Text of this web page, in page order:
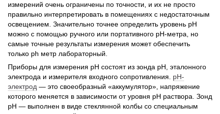
измерений очень ограничены по точности, и их не просто
правильно интерпретировать в помещениях с недостаточным
освещением. Значительно точнее определить уровень рН
можно с помощью ручного или портативного рН-метра, но
самые точные результаты измерения может обеспечить
только ph метр лабораторный.
Приборы для измерения рН состоят из зонда рН, эталонного
электрода и измерителя входного сопротивления. рН-
электрод — это своеобразный «аккумулятор», напряжение
которого меняется в зависимости от уровня рН раствора. Зонд
рН — выполнен в виде стеклянной колбы со специальным